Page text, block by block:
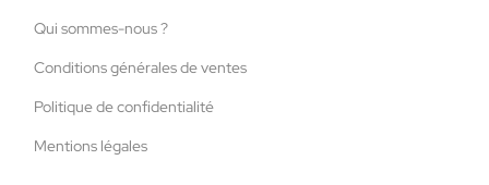
Qui sommes-nous ?
Conditions générales de ventes
Politique de confidentialité
Mentions légales